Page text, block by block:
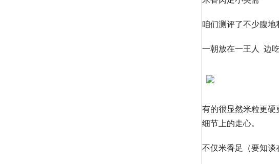
咱们测评了不少腹地
一朝放在一王人 边
有的很显然米粒更硬
细节上的走心。
不仅米香足（要知谈